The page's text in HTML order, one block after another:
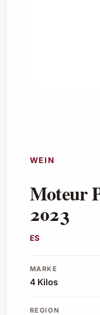
WEIN
Moteur
2023
ES
MARKE
4 Kilos
REGION